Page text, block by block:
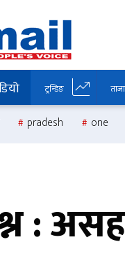
ट्रन्डिङ ताजा
pradesh one
: